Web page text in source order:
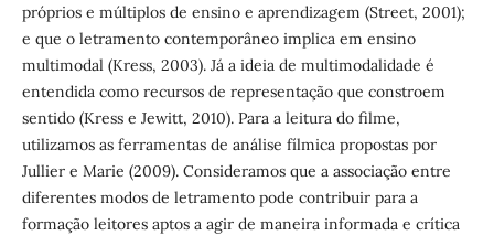
próprios e múltiplos de ensino e aprendizagem (Street, 2001);
e que o letramento contemporâneo implica em ensino
multimodal (Kress, 2003). Já a ideia de multimodalidade é
entendida como recursos de representação que constroem
sentido (Kress e Jewitt, 2010). Para a leitura do filme,
utilizamos as ferramentas de análise fílmica propostas por
Jullier e Marie (2009). Consideramos que a associação entre
diferentes modos de letramento pode contribuir para a
formação leitores aptos a agir de maneira informada e crítica